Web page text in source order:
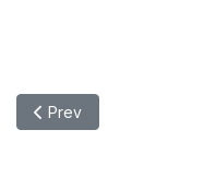
Previous article: 【展覽
Prev